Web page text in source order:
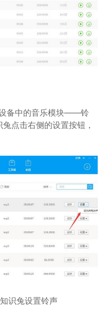
备中的音乐模块——铃
点击右侧的设置按钮，
识兔设置铃声